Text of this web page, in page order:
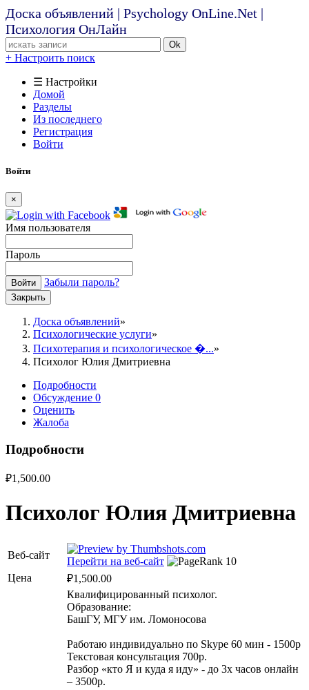
Доска объявлений | Psychology OnLine.Net |
Психология ОнЛайн
Ok
+ Настроить поиск
☰ Настройки
Домой
Разделы
Из последнего
Регистрация
Войти
Войти
×
Имя пользователя
Пароль
Войти Забыли пароль?
Закрыть
Доска объявлений
Психологические услуги
Психотерапия и психологическое �...
Психолог Юлия Дмитриевна
Подробности
Обсуждение 0
Оценить
Жалоба
Подробности
₽1,500.00
Психолог Юлия Дмитриевна
Веб-сайт
Перейти на веб-сайт
Цена
₽1,500.00
Квалифицированный психолог.
Образование:
БашГУ, МГУ им. Ломоносова
Работаю индивидуально по Skype 60 мин - 1500р
Текстовая консультация 700р.
Разбор «кто Я и куда я иду» - до 3х часов онлайн
– 3500р.